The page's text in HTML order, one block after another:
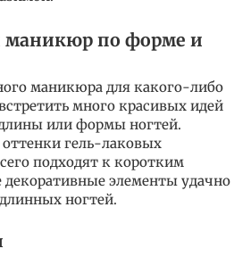
по форме и
маникюра для какого-либо
много красивых идей
или формы ногтей.
гель-лаковых
подходят к коротким
элементы удачно
ногтей.